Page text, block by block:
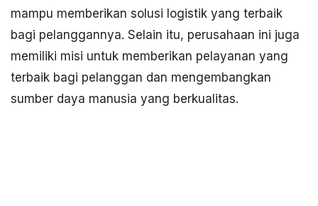
mampu memberikan solusi logistik yang terbaik
bagi pelanggannya. Selain itu, perusahaan ini juga
memiliki misi untuk memberikan pelayanan yang
terbaik bagi pelanggan dan mengembangkan
sumber daya manusia yang berkualitas.